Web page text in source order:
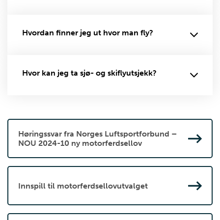
Hvordan finner jeg ut hvor man fly?
Hvor kan jeg ta sjø- og skiflyutsjekk?
Høringssvar fra Norges Luftsportforbund –
NOU 2024-10 ny motorferdsellov
Innspill til motorferdsellovutvalget